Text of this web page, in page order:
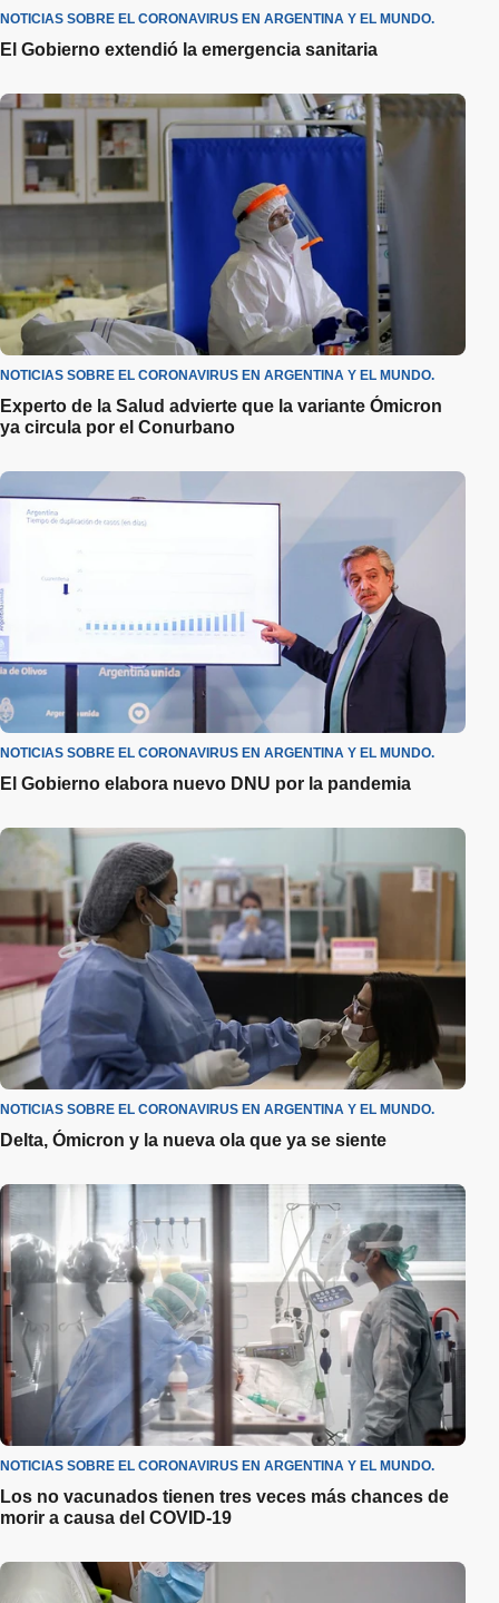
NOTICIAS SOBRE EL CORONAVIRUS EN ARGENTINA Y EL MUNDO.
El Gobierno extendió la emergencia sanitaria
NOTICIAS SOBRE EL CORONAVIRUS EN ARGENTINA Y EL MUNDO.
Experto de la Salud advierte que la variante Ómicron
ya circula por el Conurbano
NOTICIAS SOBRE EL CORONAVIRUS EN ARGENTINA Y EL MUNDO.
El Gobierno elabora nuevo DNU por la pandemia
NOTICIAS SOBRE EL CORONAVIRUS EN ARGENTINA Y EL MUNDO.
Delta, Ómicron y la nueva ola que ya se siente
NOTICIAS SOBRE EL CORONAVIRUS EN ARGENTINA Y EL MUNDO.
Los no vacunados tienen tres veces más chances de
morir a causa del COVID-19